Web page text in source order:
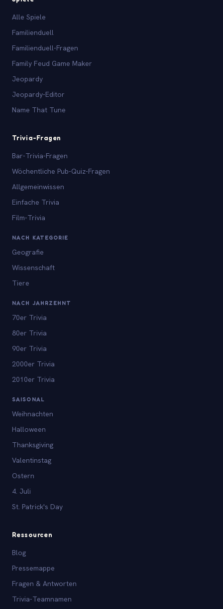
Alle Spiele
Familienduell
Familienduell-Fragen
Family Feud Game Maker
Jeopardy
Jeopardy-Editor
Name That Tune
Trivia-Fragen
Bar-Trivia-Fragen
Wöchentliche Pub-Quiz-Fragen
Allgemeinwissen
Einfache Trivia
Film-Trivia
NACH KATEGORIE
Geografie
Wissenschaft
Tiere
NACH JAHRZEHNT
70er Trivia
80er Trivia
90er Trivia
2000er Trivia
2010er Trivia
SAISONAL
Weihnachten
Halloween
Thanksgiving
Valentinstag
Ostern
4. Juli
St. Patrick's Day
Ressourcen
Blog
Pressemappe
Fragen & Antworten
Trivia-Teamnamen